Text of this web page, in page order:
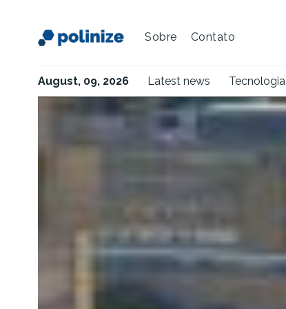
Sobre Contato
August, 09, 2026 Latest news Tecnologia